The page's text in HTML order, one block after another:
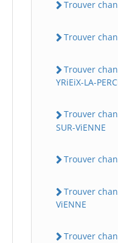
Trouver
Trouver
Trouver
YRiEiX-LA-
Trouver
SUR-ViENNE
Trouver
Trouver
ViENNE
Trouver